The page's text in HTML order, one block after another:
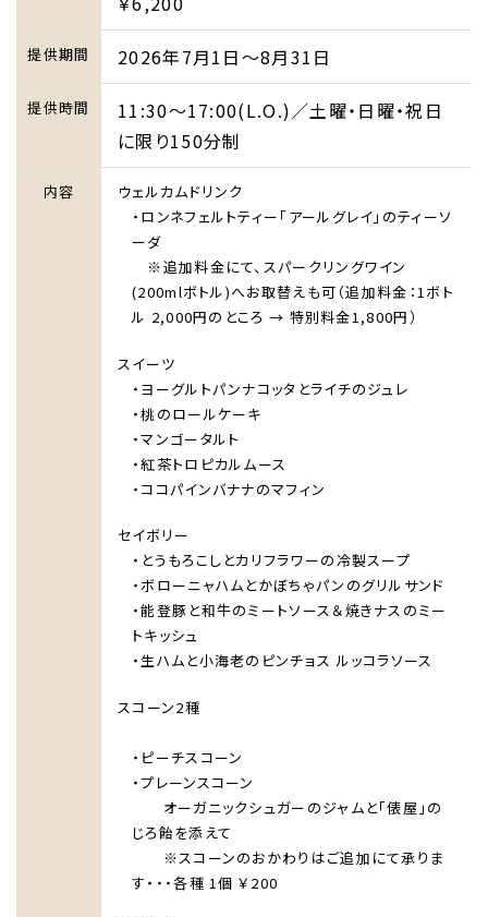
提供期間 2026年7月1日～8月31日
提供時間
11:30～17:00(L.O.)／土曜・日曜・祝日
に限り150分制
内容
ウェルカムドリンク
・ロンネフェルトティー「アールグレイ」のティーソ
ーダ
※追加料金にて、スパークリングワイン
(200mlボトル)へお取替えも可（追加料金：1ボト
ル 2,000円のところ → 特別料金1,800円）
スイーツ
・ヨーグルトパンナコッタとライチのジュレ
・桃のロールケーキ
・マンゴータルト
・紅茶トロピカルムース
・ココパインバナナのマフィン
セイボリー
・とうもろこしとカリフラワーの冷製スープ
・ボローニャハムとかぼちゃパンのグリルサンド
・能登豚と和牛のミートソース＆焼きナスのミー
トキッシュ
・生ハムと小海老のピンチョス ルッコラソース
スコーン2種
・ピーチスコーン
・プレーンスコーン
オーガニックシュガーのジャムと「俵屋」の
じろ飴を添えて
※スコーンのおかわりはご追加にて承りま
す・・・各種 1個 ￥200